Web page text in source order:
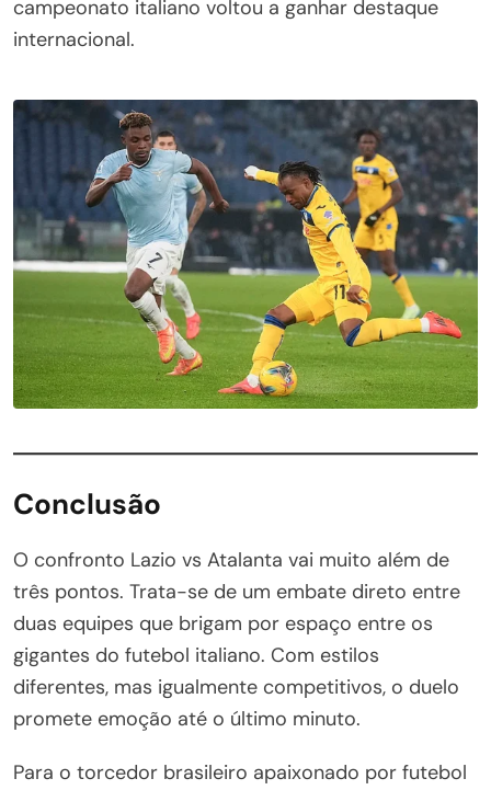
campeonato italiano voltou a ganhar destaque
internacional.
Conclusão
O confronto Lazio vs Atalanta vai muito além de
três pontos. Trata-se de um embate direto entre
duas equipes que brigam por espaço entre os
gigantes do futebol italiano. Com estilos
diferentes, mas igualmente competitivos, o duelo
promete emoção até o último minuto.
Para o torcedor brasileiro apaixonado por futebol